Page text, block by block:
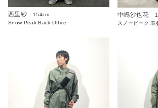
西里紗
154cm
Snow Peak Back Office
中嶋沙也花
スノーピーク 表